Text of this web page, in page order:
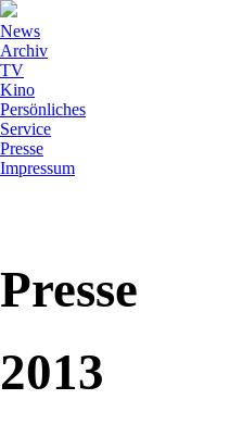
News
Archiv
TV
Kino
Persönliches
Service
Presse
Impressum
Presse
2013